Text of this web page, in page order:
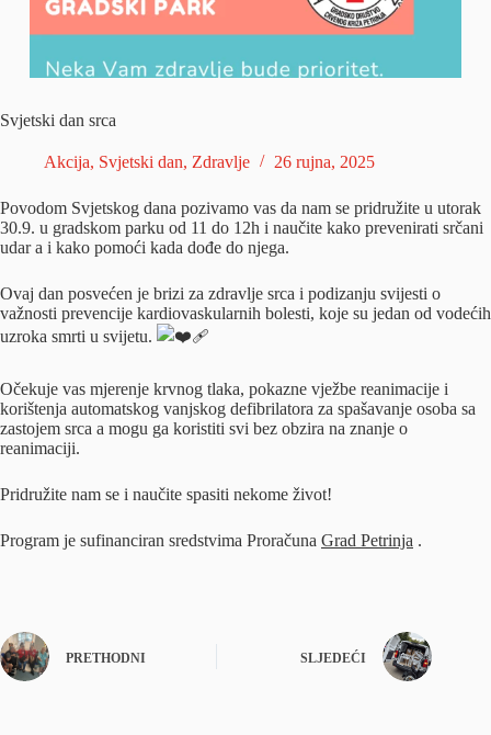
Svjetski dan srca
Akcija, Svjetski dan, Zdravlje 26 rujna, 2025
Povodom Svjetskog dana pozivamo vas da nam se pridružite u utorak
30.9. u gradskom parku od 11 do 12h i naučite kako prevenirati srčani
udar a i kako pomoći kada dođe do njega.
Ovaj dan posvećen je brizi za zdravlje srca i podizanju svijesti o
važnosti prevencije kardiovaskularnih bolesti, koje su jedan od vodećih
uzroka smrti u svijetu.
Očekuje vas mjerenje krvnog tlaka, pokazne vježbe reanimacije i
korištenja automatskog vanjskog defibrilatora za spašavanje osoba sa
zastojem srca a mogu ga koristiti svi bez obzira na znanje o
reanimaciji.
Pridružite nam se i naučite spasiti nekome život!
Program je sufinanciran sredstvima Proračuna Grad Petrinja .
PRETHODNI SLJEDEĆI